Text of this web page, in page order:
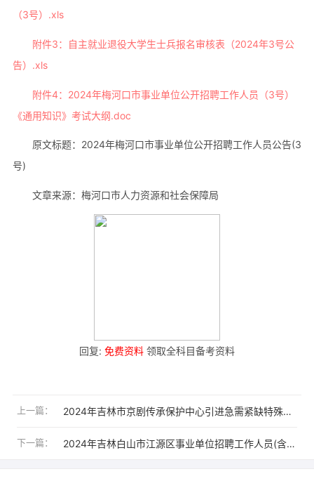
（3号）.xls
附件3：自主就业退役大学生士兵报名审核表（2024年3号公
告）.xls
附件4：2024年梅河口市事业单位公开招聘工作人员（3号）
《通用知识》考试大纲.doc
原文标题：2024年梅河口市事业单位公开招聘工作人员公告(3
号)
文章来源：梅河口市人力资源和社会保障局
回复: 免费资料 领取全科目备考资料
上一篇： 2024年吉林市京剧传承保护中心引进急需紧缺特殊人才3人公告
下一篇： 2024年吉林白山市江源区事业单位招聘工作人员(含专项)54人公告